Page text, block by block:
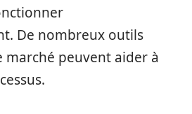
De nombreux outils
marché peuvent aider à